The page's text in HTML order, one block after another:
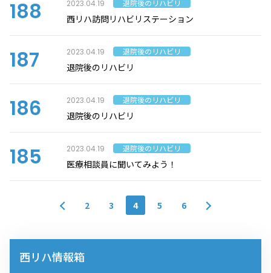
188 2023.04.19 退院後のリハビリ
西リハ訪問リハビリステーション
187 2023.04.19 退院後のリハビリ
退院後のリハビリ
186 2023.04.19 退院後のリハビリ
退院後のリハビリ
185 2023.04.19 退院後のリハビリ
医療相談員に聞いてみよう！
2 3 4 5 6
西リハ情報箱